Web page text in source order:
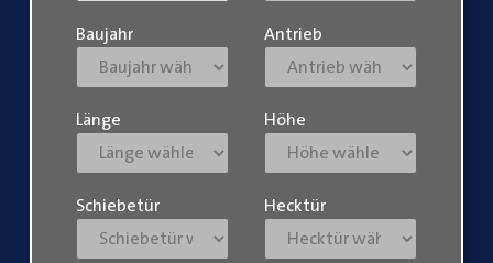
Baujahr Antrieb
Länge Höhe
Schiebetür Hecktür